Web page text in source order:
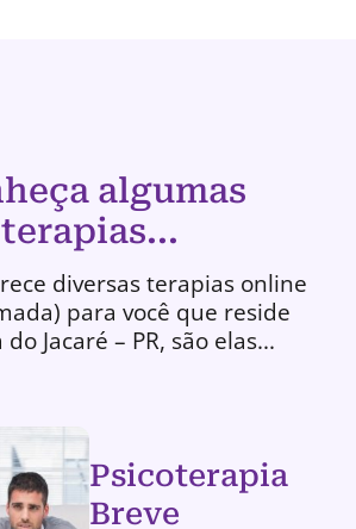
algumas
terapias...
diversas terapias online
para você que reside
Jacaré – PR, são elas...
Psicoterapia
Breve